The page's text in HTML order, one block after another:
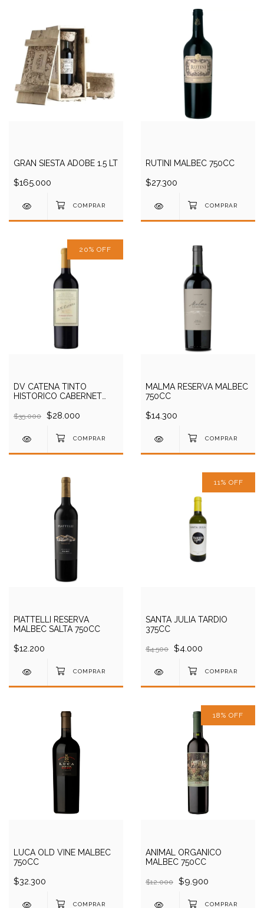
GRAN SIESTA ADOBE 1.5 LT
$165.000
RUTINI MALBEC 750CC
$27.300
20% OFF
DV CATENA TINTO
HISTORICO CABERNET
$35.000 $28.000
MALMA RESERVA MALBEC
750CC
$14.300
PIATTELLI RESERVA
MALBEC SALTA 750CC
$12.200
11 % OFF
SANTA JULIA TARDIO
375CC
$4.500 $4.000
LUCA OLD VINE MALBEC
750CC
$32.300
18% OFF
ANIMAL ORGANICO
MALBEC 750CC
$12.000 $9.900